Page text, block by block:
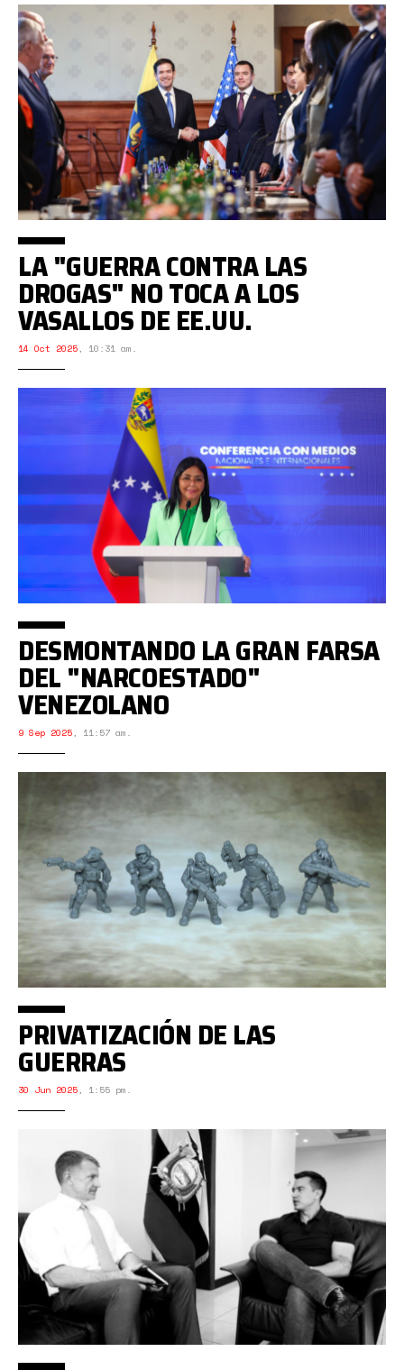
LA "GUERRA CONTRA LAS
DROGAS" NO TOCA A LOS
VASALLOS DE EE.UU.
14 Oct 2025, 10:31 am.
DESMONTANDO LA GRAN FARSA
DEL "NARCOESTADO"
VENEZOLANO
9 Sep 2025, 11:57 am.
PRIVATIZACIÓN DE LAS
GUERRAS
30 Jun 2025, 1:55 pm.